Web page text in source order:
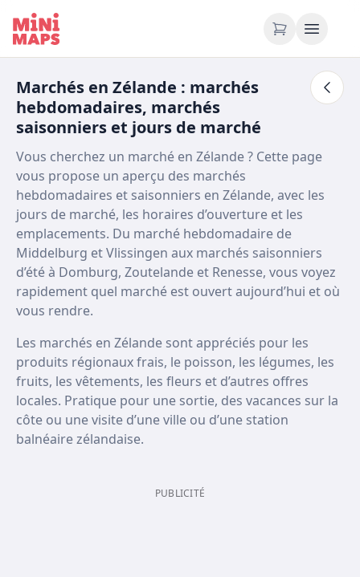
Aller au contenu
Marchés en Zélande : marchés
hebdomadaires, marchés
saisonniers et jours de marché
Vous cherchez un marché en Zélande ? Cette page
vous propose un aperçu des marchés
hebdomadaires et saisonniers en Zélande, avec les
jours de marché, les horaires d’ouverture et les
emplacements. Du marché hebdomadaire de
Middelburg et Vlissingen aux marchés saisonniers
d’été à Domburg, Zoutelande et Renesse, vous voyez
rapidement quel marché est ouvert aujourd’hui et où
vous rendre.
Les marchés en Zélande sont appréciés pour les
produits régionaux frais, le poisson, les légumes, les
fruits, les vêtements, les fleurs et d’autres offres
locales. Pratique pour une sortie, des vacances sur la
côte ou une visite d’une ville ou d’une station
balnéaire zélandaise.
PUBLICITÉ